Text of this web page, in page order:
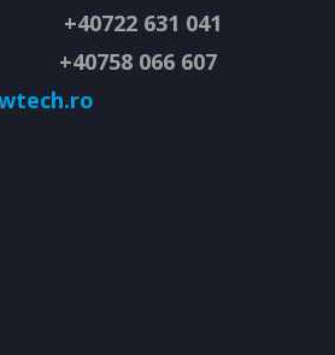
+40722 631 041
+40758 066 607